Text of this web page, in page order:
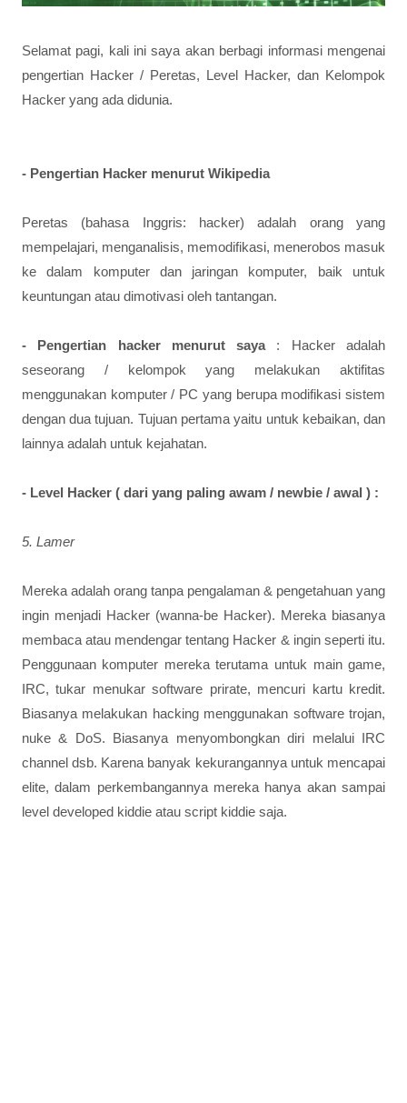
Selamat pagi, kali ini saya akan berbagi informasi mengenai
pengertian Hacker / Peretas, Level Hacker, dan Kelompok
Hacker yang ada didunia.
- Pengertian Hacker menurut Wikipedia
Peretas (bahasa Inggris: hacker) adalah orang yang
mempelajari, menganalisis, memodifikasi, menerobos masuk
ke dalam komputer dan jaringan komputer, baik untuk
keuntungan atau dimotivasi oleh tantangan.
- Pengertian hacker menurut saya: Hacker adalah
seseorang / kelompok yang melakukan aktifitas
menggunakan komputer / PC yang berupa modifikasi sistem
dengan dua tujuan. Tujuan pertama yaitu untuk kebaikan, dan
lainnya adalah untuk kejahatan.
- Level Hacker ( dari yang paling awam / newbie / awal ) :
5. Lamer
Mereka adalah orang tanpa pengalaman & pengetahuan yang
ingin menjadi Hacker (wanna-be Hacker). Mereka biasanya
membaca atau mendengar tentang Hacker & ingin seperti itu.
Penggunaan komputer mereka terutama untuk main game,
IRC, tukar menukar software prirate, mencuri kartu kredit.
Biasanya melakukan hacking menggunakan software trojan,
nuke & DoS. Biasanya menyombongkan diri melalui IRC
channel dsb. Karena banyak kekurangannya untuk mencapai
elite, dalam perkembangannya mereka hanya akan sampai
level developed kiddie atau script kiddie saja.